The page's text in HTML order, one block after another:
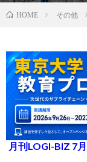
HOME その他
月刊LOGI-BIZ 7